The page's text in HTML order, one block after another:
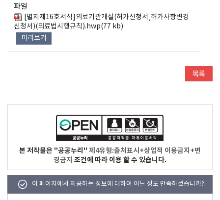
파일
[별지제16호서식]의료기관개설(허가신청서¸허가사항변경
신청서)(의료법시행규칙).hwp(77 kb)
미리보기
본 저작물은 "공공누리" 제4유형:출처표시+상업적 이용금지+변
경금지 조건에 따라 이용 할 수 있습니다.
이 페이지에서 제공하는 정보에 대하여 어느 정도 만족하셨습니까?